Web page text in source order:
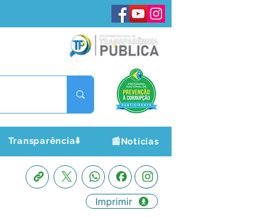
Transparência⬇️ 📰Notícias
Imprimir